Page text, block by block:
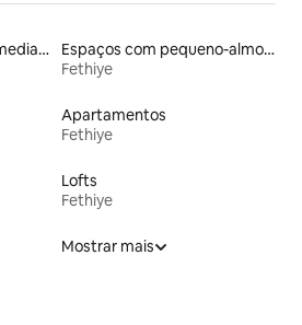
Espaços com acesso imediato às pistas de esqui
Espaços com pequeno-almoço
Fethiye
Apartamentos
Fethiye
Lofts
Fethiye
Mostrar mais